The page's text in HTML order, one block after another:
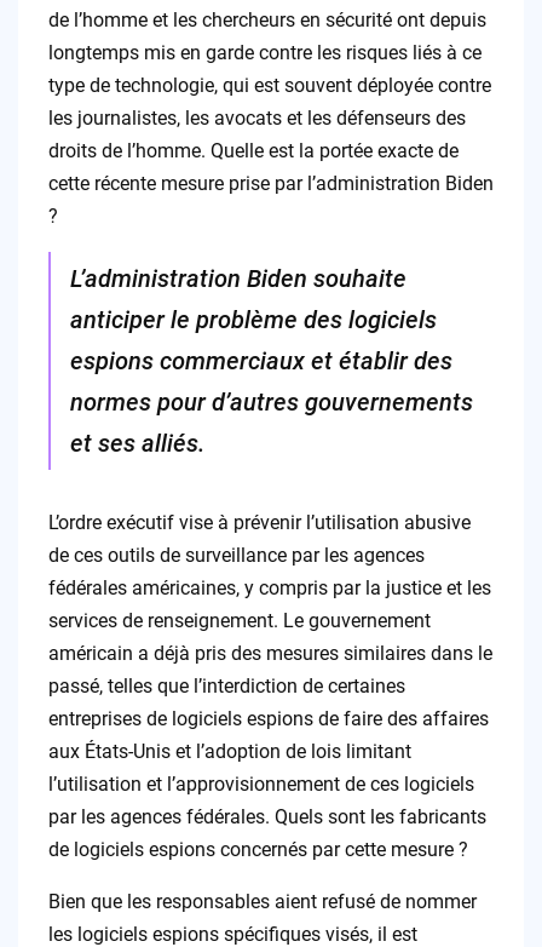
de l’homme et les chercheurs en sécurité ont depuis
longtemps mis en garde contre les risques liés à ce
type de technologie, qui est souvent déployée contre
les journalistes, les avocats et les défenseurs des
droits de l’homme. Quelle est la portée exacte de
cette récente mesure prise par l’administration Biden
?
L’administration Biden souhaite
anticiper le problème des logiciels
espions commerciaux et établir des
normes pour d’autres gouvernements
et ses alliés.
L’ordre exécutif vise à prévenir l’utilisation abusive
de ces outils de surveillance par les agences
fédérales américaines, y compris par la justice et les
services de renseignement. Le gouvernement
américain a déjà pris des mesures similaires dans le
passé, telles que l’interdiction de certaines
entreprises de logiciels espions de faire des affaires
aux États-Unis et l’adoption de lois limitant
l’utilisation et l’approvisionnement de ces logiciels
par les agences fédérales. Quels sont les fabricants
de logiciels espions concernés par cette mesure ?
Bien que les responsables aient refusé de nommer
les logiciels espions spécifiques visés, il est